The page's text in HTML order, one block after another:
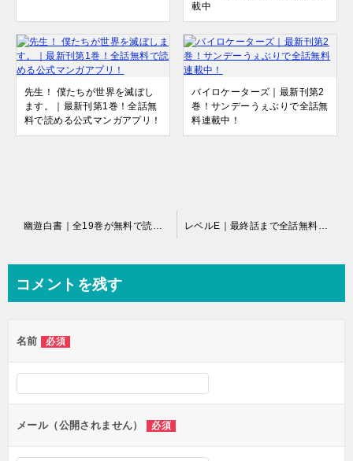
載中
先生！ 僕たちが世界を滅ぼし
ます。｜最新刊第1巻！全話無
料で読める公式マンガアプリ！
バイロケーターズ｜最新刊第2
巻！サンデーうぇぶりで全話無
料連載中！
ビ
ー
シ
ョ
ン
幽遊白書｜全19巻が無料で読める公式マンガアプリ！90年代を代表するバトル漫画！ レベルE｜最終話まで全話無料で読める公式マンガアプリ＿ゼブラック
コメントを残す
名前 必須
メール（公開されません） 必須